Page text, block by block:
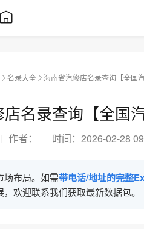
名录大全 海南省汽修店名录查询【全国汽
名录查询【全国
作者： 时间： 2026-02-28
场布局。如需带电话/地址的完整
欢迎联系我们获取最新数据包。